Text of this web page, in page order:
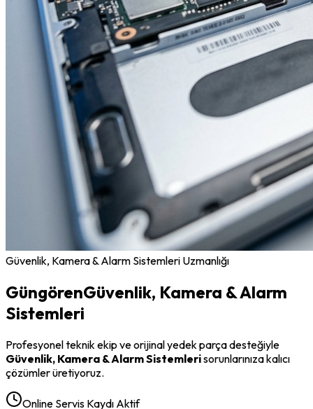
Güvenlik, Kamera & Alarm Sistemleri Uzmanlığı
GüngörenGüvenlik, Kamera & Alarm
Sistemleri
Profesyonel teknik ekip ve orijinal yedek parça desteğiyle
Güvenlik, Kamera & Alarm Sistemlerisorunlarınıza kalıcı
çözümler üretiyoruz.
Online Servis Kaydı Aktif